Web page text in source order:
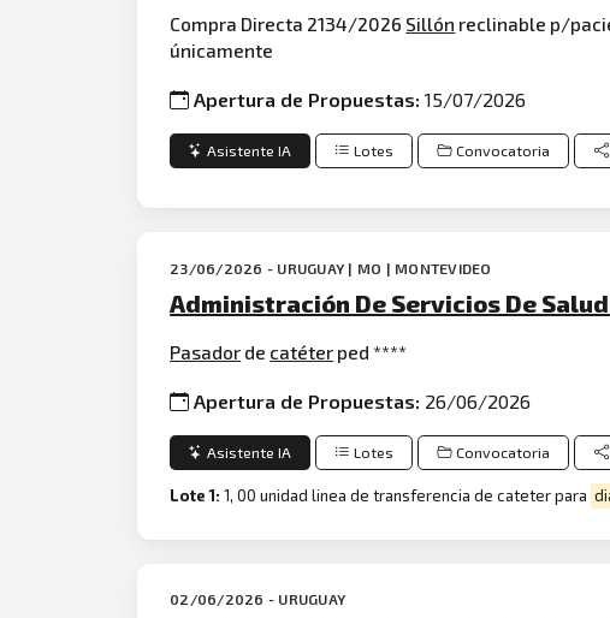
Compra Directa 2134/2026 Sillón reclinable p/
únicamente
Apertura de Propuestas:15/07/2026
Asistente IA Lotes Convocatoria
23/06/2026 - URUGUAY | MO | MONTEVIDEO
Administración De Servicios De
Pasador de catéter ped ****
Apertura de Propuestas: 26/06/2026
Asistente IA Lotes Convocatoria
Lote 1:1, 00 unidad linea de transferencia de cateter para
02/06/2026 - URUGUAY